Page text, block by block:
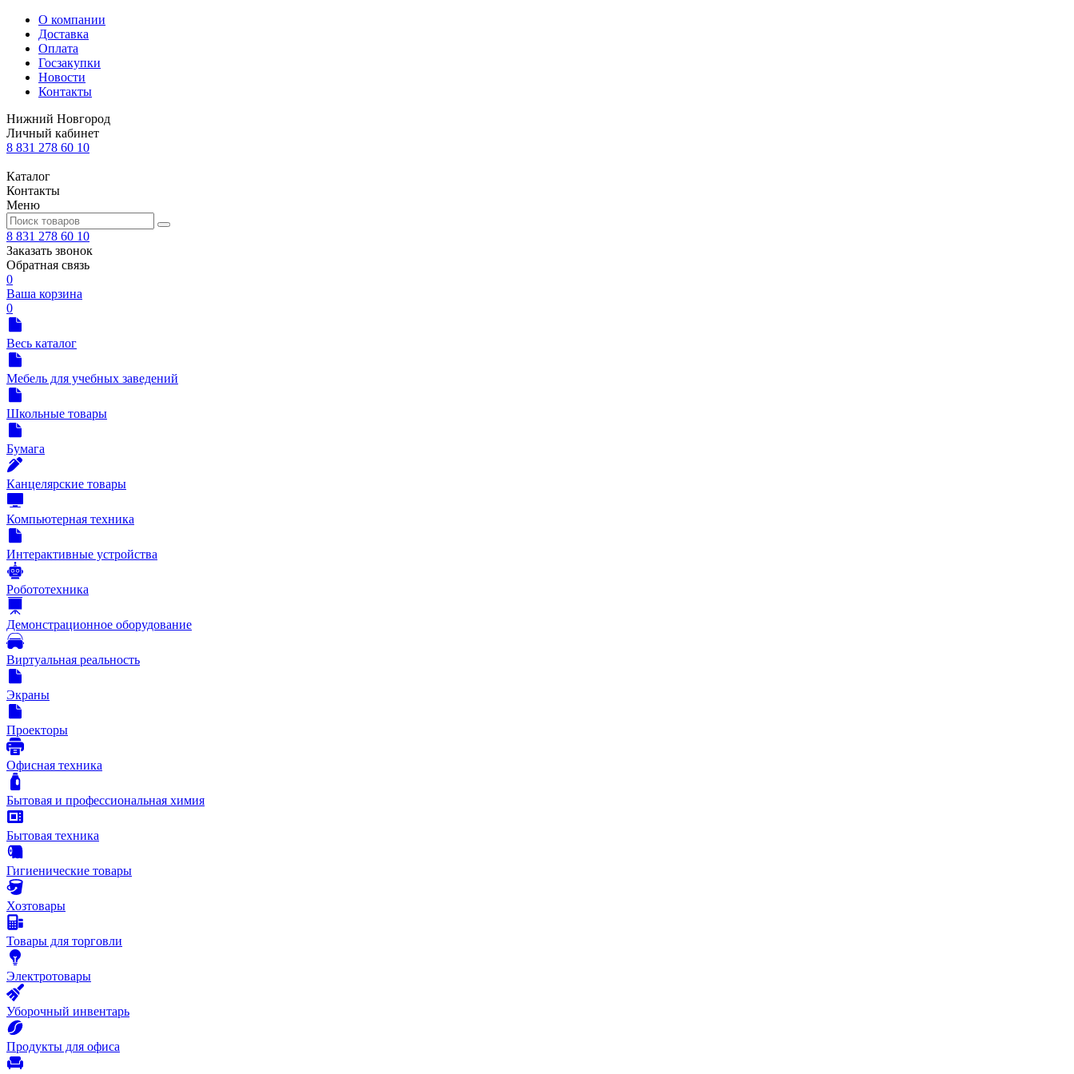
О компании
Доставка
Оплата
Госзакупки
Новости
Контакты
Нижний Новгород
Личный кабинет
8 831 278 60 10
Каталог
Контакты
Меню
8 831 278 60 10
Заказать звонок
Обратная связь
0
Ваша корзина
0
Весь каталог
Мебель для учебных заведений
Школьные товары
Бумага
Канцелярские товары
Компьютерная техника
Интерактивные устройства
Робототехника
Демонстрационное оборудование
Виртуальная реальность
Экраны
Проекторы
Офисная техника
Бытовая и профессиональная химия
Бытовая техника
Гигиенические товары
Хозтовары
Товары для торговли
Электротовары
Уборочный инвентарь
Продукты для офиса